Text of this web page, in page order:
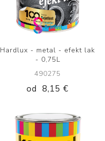
Hardlux - metal - efekt lak
- 0,75L
490275
od 8,15 €